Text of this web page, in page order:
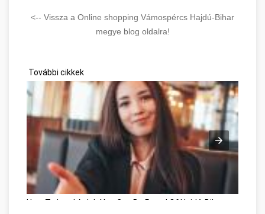
<-- Vissza a Online shopping Vámospércs Hajdú-Bihar
megye blog oldalra!
További cikkek
How To Land A Job You Can Be Proud Of Hajdú-Bihar megye